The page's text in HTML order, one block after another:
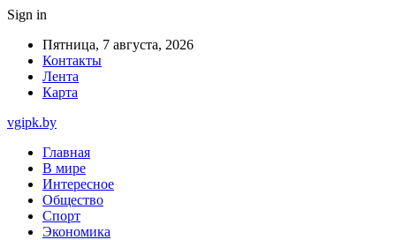
Sign in
Пятница, 7 августа, 2026
Контакты
Лента
Карта
vgipk.by
Главная
В мире
Интересное
Общество
Спорт
Экономика